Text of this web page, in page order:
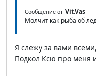
Сообщение от Vit.Vas
Молчит как рыба об
Я слежу за вами
Подкол Ксю про меня